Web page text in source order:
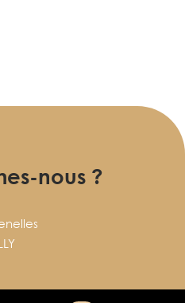
nous ?